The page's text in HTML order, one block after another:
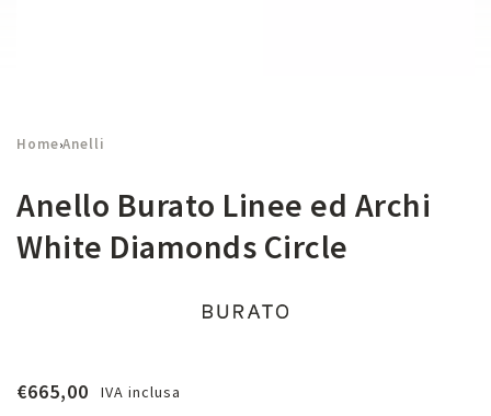
Home›Anelli
Anello Burato Linee ed Archi
White Diamonds Circle
€665,00 IVA inclusa